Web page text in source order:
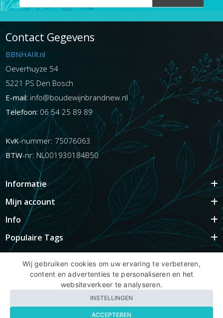
Contact Gegevens
BBNHAIR.nl
Oeverhuyze 54
5221 PS Den Bosch
E-mail: info@boudewijnbrandnew.nl
Telefoon: 06 54 25 89 89
KvK-nummer: 75076063
BTW-nr: NL001930184B50
Informatie
Mijn account
Info
Populaire Tags
Copyright BBNhair.nl
Wij gebruiken cookies om uw ervaring te verbeteren,
content en advertenties te personaliseren en het
websiteverkeer te analyseren.
INSTELLINGEN
ACCEPTEREN